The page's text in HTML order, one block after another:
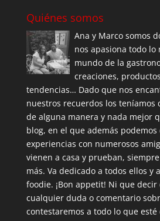
Quiénes somos
Ana y Marco somos
nos apasiona todo lo
mundo de la
creaciones,
tendencias… Dado que nos
nuestros recuerdos los teníamos
de alguna manera y nada mejor
blog, en el que además
experiencias con numerosos
vienen a casa y prueban,
más. Va dedicado a todos ellos y
foodie. ¡Bon appetit! Ni que
cualquier duda o comentario
contestaremos a todo lo que